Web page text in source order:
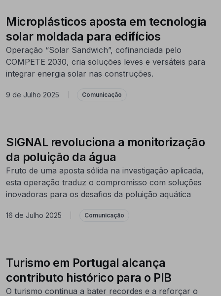
Microplásticos aposta em tecnologia
solar moldada para edifícios
Operação “Solar Sandwich”, cofinanciada pelo
COMPETE 2030, cria soluções leves e versáteis para
integrar energia solar nas construções.
9 de Julho 2025 Comunicação
SIGNAL revoluciona a monitorização
da poluição da água
Fruto de uma aposta sólida na investigação aplicada,
esta operação traduz o compromisso com soluções
inovadoras para os desafios da poluição aquática
16 de Julho 2025 Comunicação
Turismo em Portugal alcança
contributo histórico para o PIB
O turismo continua a bater recordes e a reforçar o